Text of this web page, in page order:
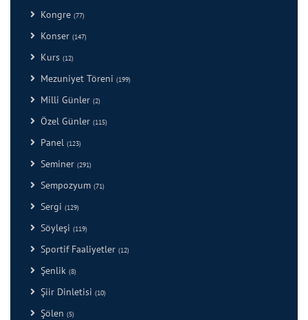
Kongre (77)
Konser (147)
Kurs (12)
Mezuniyet Töreni (199)
Milli Günler (2)
Özel Günler (115)
Panel (123)
Seminer (291)
Sempozyum (71)
Sergi (129)
Söyleşi (119)
Sportif Faaliyetler (12)
Şenlik (8)
Şiir Dinletisi (10)
Şölen (5)